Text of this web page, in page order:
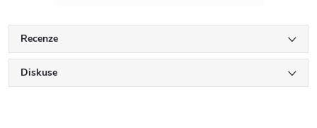
Recenze
Diskuse